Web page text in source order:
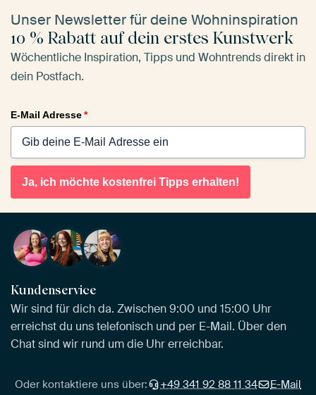
Unser Newsletter für deine Wohninspiration
10 % Rabatt auf dein erstes Kunstwerk
Wöchentliche Inspiration, Tipps und Wohntrends direkt in
dein Postfach.
E-Mail Adresse*
Ja, ich möchte kostenfrei Tipps erhalten!
Kundenservice
Wir sind für dich da. Zwischen 9:00 und 15:00 Uhr
erreichst du uns telefonisch und per E-Mail. Über den
Chat sind wir rund um die Uhr erreichbar.
Oder kontaktiere uns über: +49 341 92 88 11 34 E-Mail